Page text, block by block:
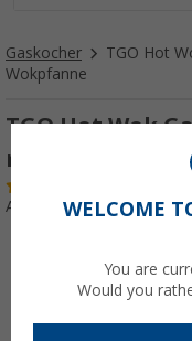
Gaskocher
TGO Hot
Wokpfanne
TGO Hot Wok
mit Wokpfanne
Art.-Nr.: 451660
WELCOME
You are
Would you